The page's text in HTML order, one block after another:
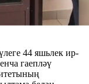
44 яшьлек ир-
гаепләү